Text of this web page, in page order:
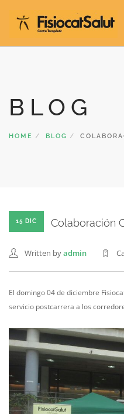
NOSOTROS
BLOG
BLOG
HOME BLOG
15 DIC Colaboración
Written byadmin
El domingo 04 de diciembre
servicio postcarrera a los